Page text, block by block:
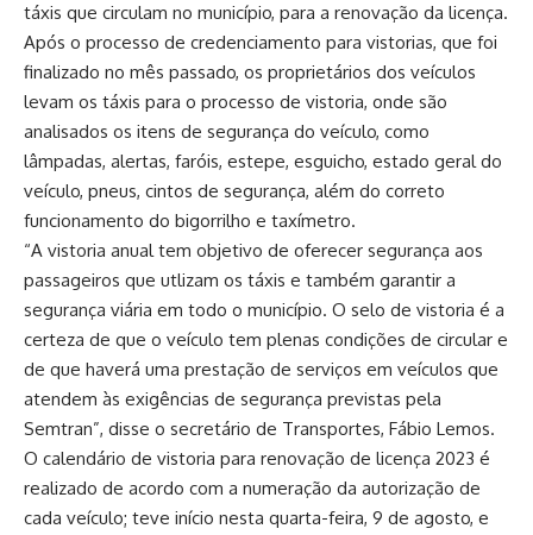
táxis que circulam no município, para a renovação da licença.
Após o processo de credenciamento para vistorias, que foi
finalizado no mês passado, os proprietários dos veículos
levam os táxis para o processo de vistoria, onde são
analisados os itens de segurança do veículo, como
lâmpadas, alertas, faróis, estepe, esguicho, estado geral do
veículo, pneus, cintos de segurança, além do correto
funcionamento do bigorrilho e taxímetro.
“A vistoria anual tem objetivo de oferecer segurança aos
passageiros que utlizam os táxis e também garantir a
segurança viária em todo o município. O selo de vistoria é a
certeza de que o veículo tem plenas condições de circular e
de que haverá uma prestação de serviços em veículos que
atendem às exigências de segurança previstas pela
Semtran”, disse o secretário de Transportes, Fábio Lemos.
O calendário de vistoria para renovação de licença 2023 é
realizado de acordo com a numeração da autorização de
cada veículo; teve início nesta quarta-feira, 9 de agosto, e